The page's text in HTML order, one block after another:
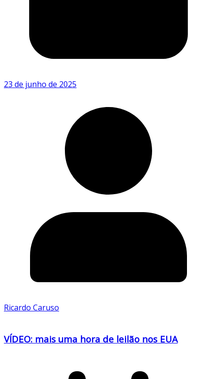
23 de junho de 2025
Ricardo Caruso
VÍDEO: mais uma hora de leilão nos EUA